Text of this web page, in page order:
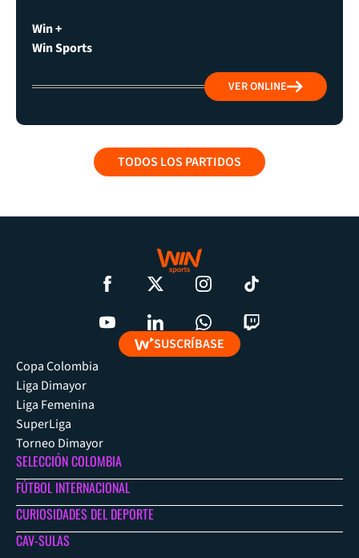
Win +
Win Sports
VER ONLINE
TODOS LOS PARTIDOS
SUSCRÍBASE
Copa Colombia
Liga Dimayor
Liga Femenina
SuperLiga
Torneo Dimayor
SELECCIÓN COLOMBIA
FÚTBOL INTERNACIONAL
CURIOSIDADES DEL DEPORTE
CAV-SULAS